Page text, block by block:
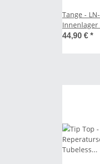
Tange -
Innenlager
44,90 € *